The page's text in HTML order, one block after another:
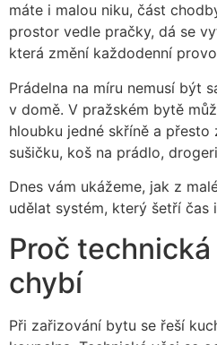
máte i malou niku, část
prostor vedle pračky, dá se
která změní každodenní
Prádelna na míru nemusí být
v domě. V pražském bytě
hloubku jedné skříně a přesto
sušičku, koš na prádlo,
Dnes vám ukážeme, jak z
udělat systém, který šetří čas
Proč
chybí
Při zařizování bytu se řeší